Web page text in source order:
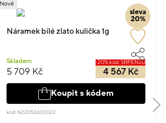
sleva
20%
Nové
Náramek bílé zlato kulička 1g
Skladem
5 709 Kč
-20% kód: SRPEN20
4 567 Kč
Koupit s kódem
kód: N22052603022